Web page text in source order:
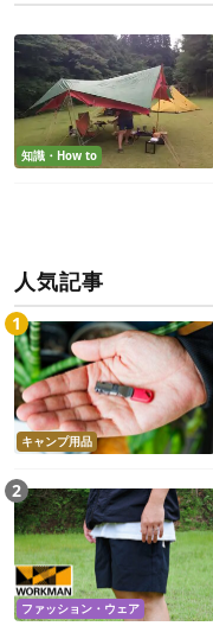
知識・How to
人気記事
キャンプ用品
ファッション・ウェア